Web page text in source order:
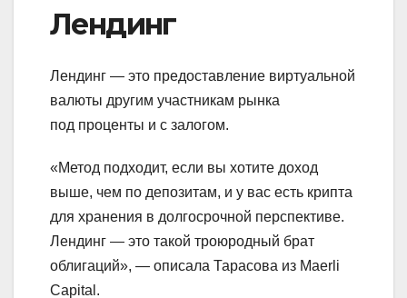
Лендинг
Лендинг — это предоставление виртуальной
валюты другим участникам рынка
под проценты и с залогом.
«Метод подходит, если вы хотите доход
выше, чем по депозитам, и у вас есть крипта
для хранения в долгосрочной перспективе.
Лендинг — это такой троюродный брат
облигаций», — описала Тарасова из Maerli
Capital.